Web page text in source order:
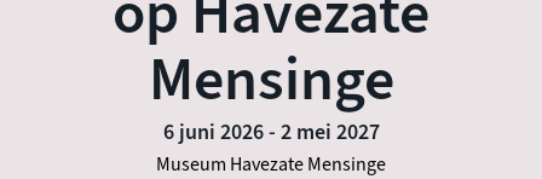
Mensinge
6 juni 2026- 2 mei 2027
Museum Havezate Mensinge